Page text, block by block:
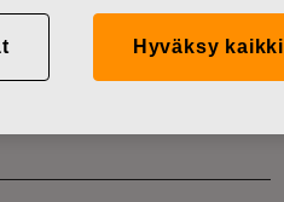
Hyväksy kaikki